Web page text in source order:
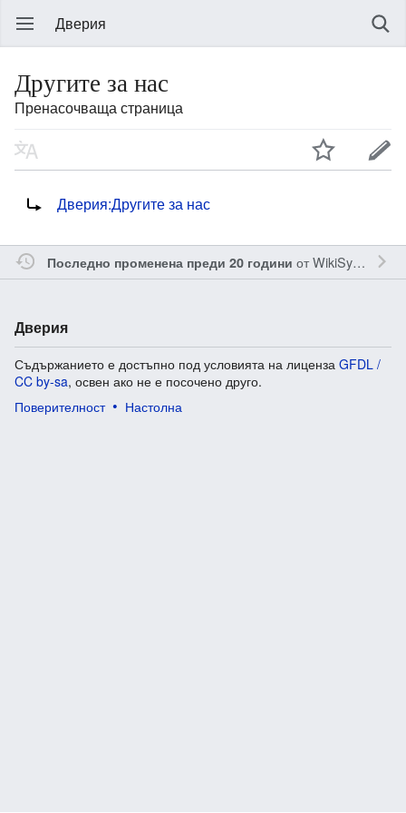
Дверия
Другите за нас
Пренасочваща страница
Дверия:Другите за нас
Последно променена преди 20 години отWikiSysop
Дверия
Съдържанието е достъпно под условията на лиценза GFDL /
CC by-sa, освен ако не е посочено друго.
Поверителност
Настолна